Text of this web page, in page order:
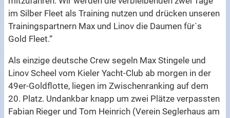
im Silber Fleet als Training nutzen und drücken unseren
Trainingspartnern Max und Linov die Daumen für`s
Gold Fleet.“
Als einzige deutsche Crew segeln Max Stingele und
Linov Scheel vom Kieler Yacht-Club ab morgen in der
49er-Goldflotte, liegen im Zwischenranking auf dem
20. Platz. Undankbar knapp um zwei Plätze verpassten
Fabian Rieger und Tom Heinrich (Verein Seglerhaus am